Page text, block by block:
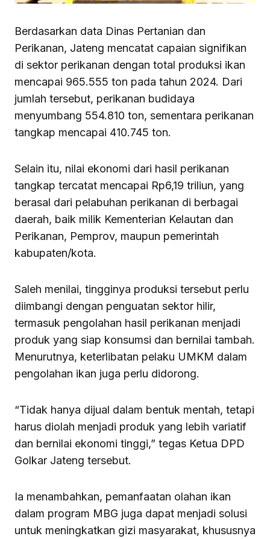
Berdasarkan data Dinas Pertanian dan
Perikanan, Jateng mencatat capaian signifikan
di sektor perikanan dengan total produksi ikan
mencapai 965.555 ton pada tahun 2024. Dari
jumlah tersebut, perikanan budidaya
menyumbang 554.810 ton, sementara perikanan
tangkap mencapai 410.745 ton.
Selain itu, nilai ekonomi dari hasil perikanan
tangkap tercatat mencapai Rp6,19 triliun, yang
berasal dari pelabuhan perikanan di berbagai
daerah, baik milik Kementerian Kelautan dan
Perikanan, Pemprov, maupun pemerintah
kabupaten/kota.
Saleh menilai, tingginya produksi tersebut perlu
diimbangi dengan penguatan sektor hilir,
termasuk pengolahan hasil perikanan menjadi
produk yang siap konsumsi dan bernilai tambah.
Menurutnya, keterlibatan pelaku UMKM dalam
pengolahan ikan juga perlu didorong.
“Tidak hanya dijual dalam bentuk mentah, tetapi
harus diolah menjadi produk yang lebih variatif
dan bernilai ekonomi tinggi,” tegas Ketua DPD
Golkar Jateng tersebut.
Ia menambahkan, pemanfaatan olahan ikan
dalam program MBG juga dapat menjadi solusi
untuk meningkatkan gizi masyarakat, khususnya